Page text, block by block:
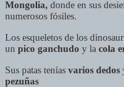
Mongolia, donde en sus
numerosos fósiles.
Los esqueletos de los
un pico ganchudo y la cola
Sus patas tenías varios dedos
pezuñas